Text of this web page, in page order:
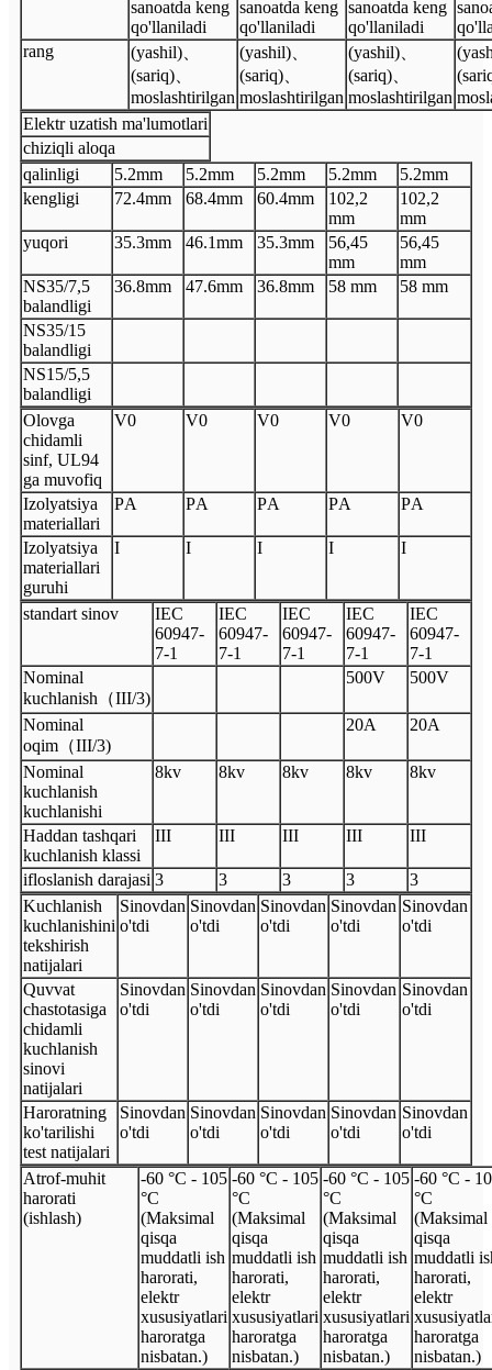
sanoatda keng
qo'llaniladi
sanoatda keng
qo'llaniladi
sanoatda keng
qo'llaniladi
rang
(yashil)
(sariq)
moslashtirilgan
(yashil)
(sariq)
moslashtirilgan
(yashil)
(sariq)
moslashtirilgan
Elektr uzatish ma'lumotlari
chiziqli aloqa
qalinligi
5.2mm 5.2mm 5.2mm 5.2mm 5.2mm
kengligi
72.4mm 68.4mm 60.4mm
102,2
mm
102,2
mm
yuqori
35.3mm 46.1mm 35.3mm
56,45
mm
56,45
mm
NS35/7,5
balandligi
36.8mm 47.6mm 36.8mm 58 mm 58 mm
NS35/15
balandligi
NS15/5,5
balandligi
Olovga
chidamli
sinf, UL94
ga muvofiq
V0 V0 V0 V0 V0
Izolyatsiya
materiallari
PA PA PA PA PA
Izolyatsiya
materiallari
guruhi
I I I I I
standart sinov IEC
60947-
7-1
IEC
60947-
7-1
IEC
60947-
7-1
IEC
60947-
7-1
IEC
60947-
7-1
Nominal
kuchlanish （III/3)
500V 500V
Nominal
oqim （III/3)
20A 20A
Nominal
kuchlanish
kuchlanishi
8kv 8kv 8kv 8kv 8kv
Haddan tashqari
kuchlanish klassi
III III III III III
ifloslanish darajasi 3 3 3 3
3
Kuchlanish
kuchlanishini
tekshirish
natijalari
Sinovdan
o'tdi
Sinovdan
o'tdi
Sinovdan
o'tdi
Sinovdan
o'tdi
Sinovdan
o'tdi
Quvvat
chastotasiga
chidamli
kuchlanish
sinovi
natijalari
Sinovdan
o'tdi
Sinovdan
o'tdi
Sinovdan
o'tdi
Sinovdan
o'tdi
Sinovdan
o'tdi
Haroratning
ko'tarilishi
test natijalari
Sinovdan
o'tdi
Sinovdan
o'tdi
Sinovdan
o'tdi
Sinovdan
o'tdi
Sinovdan
o'tdi
Atrof-muhit
harorati
(ishlash)
-60 °C - 105
°C
(Maksimal
qisqa
muddatli ish
harorati,
elektr
xususiyatlari
haroratga
nisbatan.)
-60 °C - 105
°C
(Maksimal
qisqa
muddatli ish
harorati,
elektr
xususiyatlari
haroratga
nisbatan.)
-60 °C - 105
°C
(Maksimal
qisqa
muddatli ish
harorati,
elektr
xususiyatlari
haroratga
nisbatan.)
-60 °C -
°C
(Maksimal
qisqa
muddatli
harorati,
elektr
haroratga
nisbatan.)